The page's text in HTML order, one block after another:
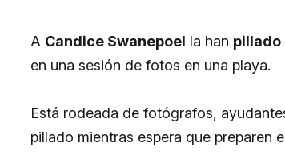
A Candice Swanepoel la han pillado
en una sesión de fotos en una playa.
Está rodeada de fotógrafos,
pillado mientras espera que preparen